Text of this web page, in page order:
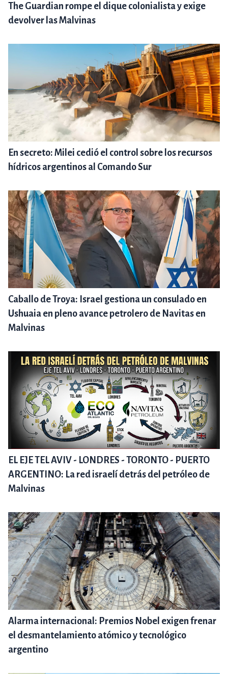
The Guardian rompe el dique colonialista y exige
devolver las Malvinas
En secreto: Milei cedió el control sobre los recursos
hídricos argentinos al Comando Sur
Caballo de Troya: Israel gestiona un consulado en
Ushuaia en pleno avance petrolero de Navitas en
Malvinas
EL EJE TEL AVIV - LONDRES - TORONTO - PUERTO
ARGENTINO: La red israelí detrás del petróleo de
Malvinas
Alarma internacional: Premios Nobel exigen frenar
el desmantelamiento atómico y tecnológico
argentino